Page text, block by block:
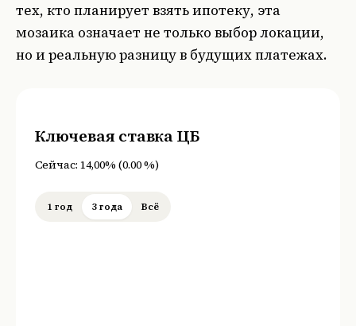
тех, кто планирует взять ипотеку, эта
мозаика означает не только выбор локации,
но и реальную разницу в будущих платежах.
Ключевая ставка ЦБ
Сейчас: 14,00% (0.00%)
1 год 3 года Всё